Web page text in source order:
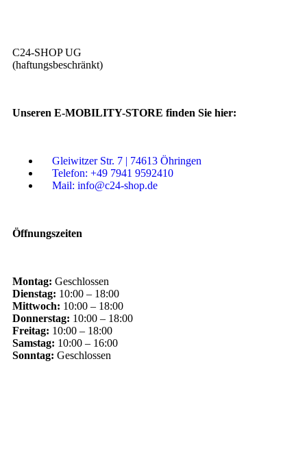
C24-SHOP UG
(haftungsbeschränkt)
Unseren E-MOBILITY-STORE finden Sie hier:
Gleiwitzer Str. 7 | 74613 Öhringen
Telefon: +49 7941 9592410
Mail: info@c24-shop.de
Öffnungszeiten
Montag: Geschlossen
Dienstag: 10:00 – 18:00
Mittwoch: 10:00 – 18:00
Donnerstag: 10:00 – 18:00
Freitag: 10:00 – 18:00
Samstag: 10:00 – 16:00
Sonntag: Geschlossen